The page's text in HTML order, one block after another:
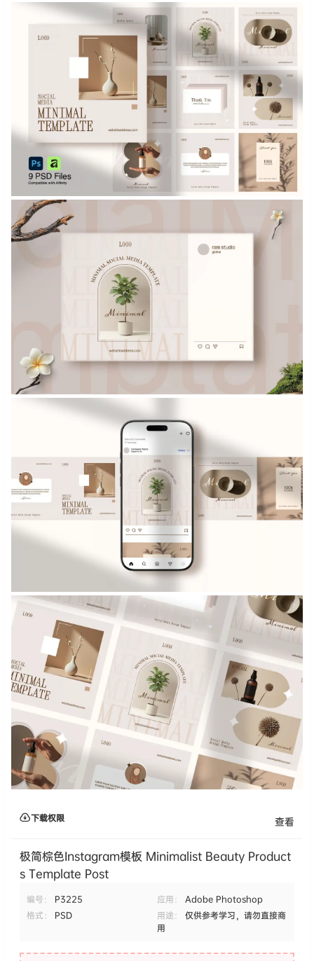
下载权限 查看
极简棕色Instagram模板 Minimalist Beauty Product
s Template Post
编号： P3225 应用：
Adobe Photoshop
格式：
PSD 用途：
仅供参考学习，请勿直接商
用